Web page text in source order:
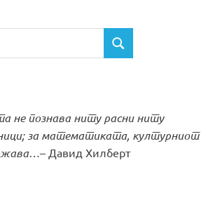
SEARCH
не познава ниту расни ниту
за математиката, културниот
– Давид Хилберт